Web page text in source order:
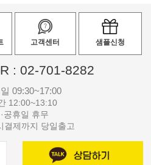
고객센터 샘플신청
: 02-701-8282
09:30~17:00
12:00~13:10
·공휴일 휴무
결제까지 당일출고